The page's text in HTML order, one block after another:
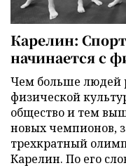
Карелин:
начинается с
Чем больше людей
физической
общество и тем
новых чемпионов,
трехкратный
Карелин. По его